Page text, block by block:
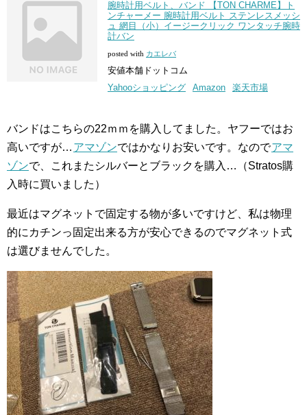
腕時計用ベルト、バンド 【TON CHARME】ト
ンチャーメー 腕時計用ベルト ステンレスメッシ
ュ 網目（小）イージークリック ワンタッチ腕時
計バン
posted with カエレバ
安値本舗ドットコム
Yahooショッピング
Amazon 楽天市場
バンドはこちらの22ｍｍを購入してました。ヤフーではお
高いですが… アマゾンではかなりお安いです。なのでアマ
ゾンで、これまたシルバーとブラックを購入…（Stratos購
入時に買いました）
最近はマグネットで固定する物が多いですけど、私は物理
的にカチンっ固定出来る方が安心できるのでマグネット式
は選びませんでした。